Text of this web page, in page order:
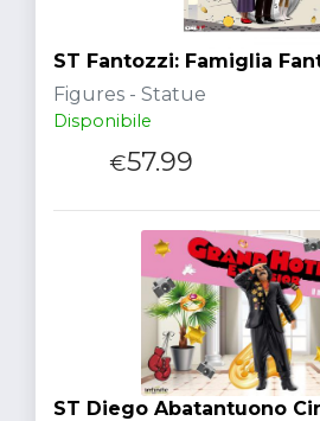
ST Fantozzi: Famiglia
Figures - Statue
Disponibile
€57.99
ST Diego Abatantuono